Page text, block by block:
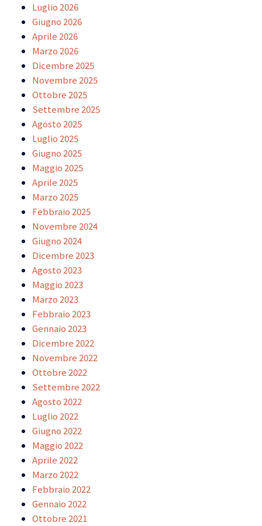
Luglio 2026
Giugno 2026
Aprile 2026
Marzo 2026
Dicembre 2025
Novembre 2025
Ottobre 2025
Settembre 2025
Agosto 2025
Luglio 2025
Giugno 2025
Maggio 2025
Aprile 2025
Marzo 2025
Febbraio 2025
Novembre 2024
Giugno 2024
Dicembre 2023
Agosto 2023
Maggio 2023
Marzo 2023
Febbraio 2023
Gennaio 2023
Dicembre 2022
Novembre 2022
Ottobre 2022
Settembre 2022
Agosto 2022
Luglio 2022
Giugno 2022
Maggio 2022
Aprile 2022
Marzo 2022
Febbraio 2022
Gennaio 2022
Ottobre 2021